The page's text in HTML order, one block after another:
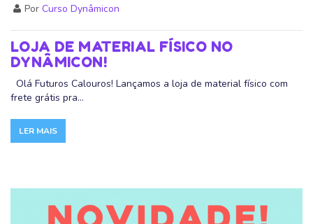
Por Curso Dynâmicon
LOJA DE MATERIAL FÍSICO NO
DYNÂMICON!
Olá Futuros Calouros! Lançamos a loja de material físico com
frete grátis pra...
LER MAIS